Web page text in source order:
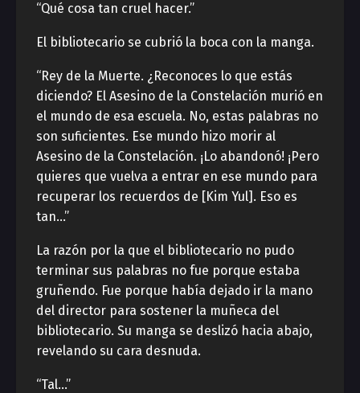
“Qué cosa tan cruel hacer.”
El bibliotecario se cubrió la boca con la manga.
“Rey de la Muerte. ¿Reconoces lo que estás
diciendo? El Asesino de la Constelación murió en
el mundo de esa escuela. No, estas palabras no
son suficientes. Ese mundo hizo morir al
Asesino de la Constelación. ¡Lo abandonó! ¡Pero
quieres que vuelva a entrar en ese mundo para
recuperar los recuerdos de [Kim Yul]. Eso es
tan…”
La razón por la que el bibliotecario no pudo
terminar sus palabras no fue porque estaba
gruñendo. Fue porque había dejado ir la mano
del director para sostener la muñeca del
bibliotecario. Su manga se deslizó hacia abajo,
revelando su cara desnuda.
“Tal…”